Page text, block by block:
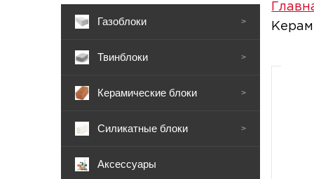
Газоблоки >
Твинблоки >
Керамические блоки >
Силикатные блоки >
Аксессуары